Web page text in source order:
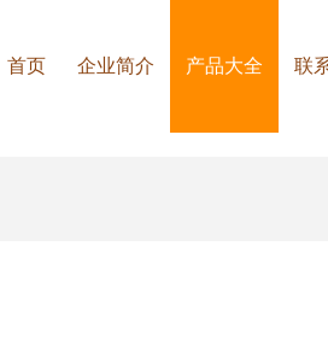
首页 企业简介 产品大全 联